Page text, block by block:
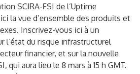
SCIRA-FSI de l’Uptime
ici la vue d’ensemble des produits et
Inscrivez-vous ici à un
l’état du risque infrastructurel
financier, et sur la nouvelle
qui aura lieu le 8 mars à 15 h GMT.